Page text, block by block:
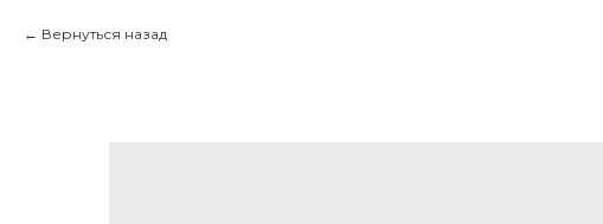
Вернуться назад